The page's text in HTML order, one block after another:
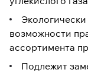
возможности
ассортимента
Подлежит